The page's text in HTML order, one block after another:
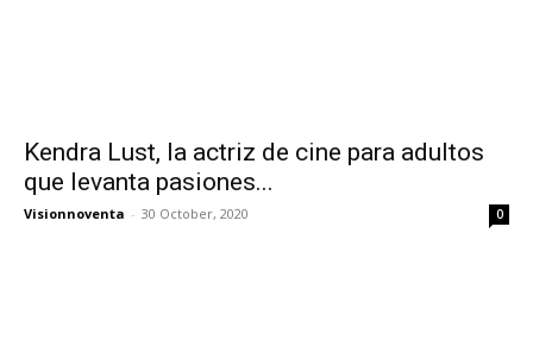
Kendra Lust, la actriz de cine para adultos
que levanta pasiones...
Visionnoventa - 30 October, 2020 0